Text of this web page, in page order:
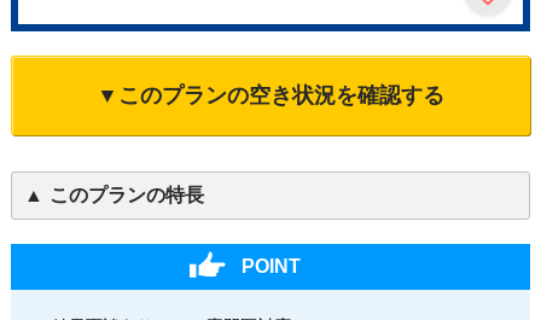
▼このプランの空き状況を確認する
このプランの特長
POINT